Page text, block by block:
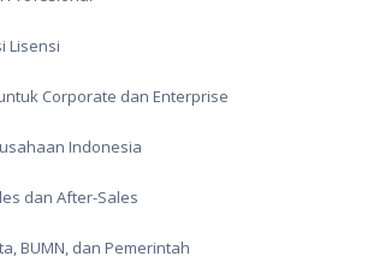
Lisensi
Corporate dan Enterprise
Indonesia
dan After-Sales
BUMN, dan Pemerintah